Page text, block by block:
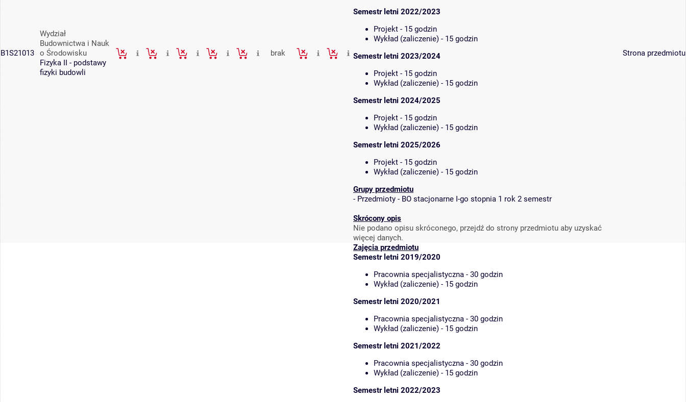
B1S21013
Wydział
Budownictwa i Nauk
o Środowisku
Fizyka II - podstawy
fizyki budowli
brak
Semestr letni 2022/2023
Projekt - 15 godzin
Wykład (zaliczenie) - 15 godzin
Semestr letni 2023/2024
Projekt - 15 godzin
Wykład (zaliczenie) - 15 godzin
Semestr letni 2024/2025
Projekt - 15 godzin
Wykład (zaliczenie) - 15 godzin
Semestr letni 2025/2026
Projekt - 15 godzin
Wykład (zaliczenie) - 15 godzin
Grupy przedmiotu
- Przedmioty - BO stacjonarne I-go stopnia 1 rok 2 semestr
Skrócony opis
Nie podano opisu skróconego, przejdź do strony przedmiotu aby uzyskać
więcej danych.
Strona przedmiotu
Zajęcia przedmiotu
Semestr letni 2019/2020
Pracownia specjalistyczna - 30 godzin
Wykład (zaliczenie) - 15 godzin
Semestr letni 2020/2021
Pracownia specjalistyczna - 30 godzin
Wykład (zaliczenie) - 15 godzin
Semestr letni 2021/2022
Pracownia specjalistyczna - 30 godzin
Wykład (zaliczenie) - 15 godzin
Semestr letni 2022/2023